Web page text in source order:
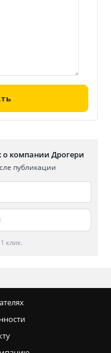
о компании Дрогери
публикации
клик.